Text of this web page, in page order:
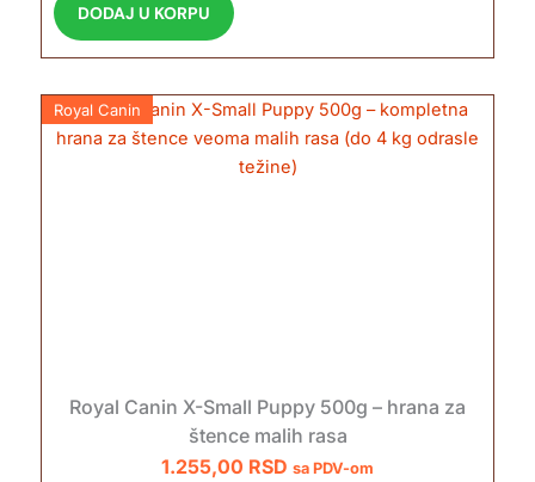
DODAJ U KORPU
Royal Canin
Royal Canin X-Small Puppy 500g – hrana za
štence malih rasa
1.255,00 RSD sa PDV-om